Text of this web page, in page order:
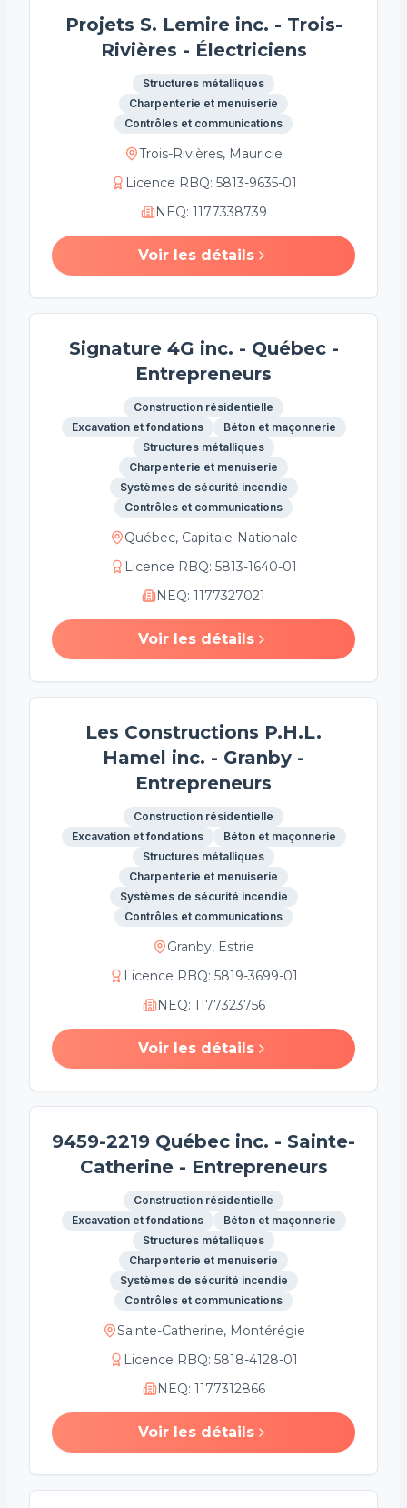
Projets S. Lemire inc. - Trois-
Rivières - Électriciens
Structures métalliques
Charpenterie et menuiserie
Contrôles et communications
Trois-Rivières, Mauricie
Licence RBQ: 5813-9635-01
NEQ: 1177338739
Voir les détails
Signature 4G inc. - Québec -
Entrepreneurs
Construction résidentielle
Excavation et fondations
Béton et maçonnerie
Structures métalliques
Charpenterie et menuiserie
Systèmes de sécurité incendie
Contrôles et communications
Québec, Capitale-Nationale
Licence RBQ: 5813-1640-01
NEQ: 1177327021
Voir les détails
Les Constructions P.H.L.
Hamel inc. - Granby -
Entrepreneurs
Construction résidentielle
Excavation et fondations
Béton et maçonnerie
Structures métalliques
Charpenterie et menuiserie
Systèmes de sécurité incendie
Contrôles et communications
Granby, Estrie
Licence RBQ: 5819-3699-01
NEQ: 1177323756
Voir les détails
9459-2219 Québec inc. - Sainte-
Catherine - Entrepreneurs
Construction résidentielle
Excavation et fondations
Béton et maçonnerie
Structures métalliques
Charpenterie et menuiserie
Systèmes de sécurité incendie
Contrôles et communications
Sainte-Catherine, Montérégie
Licence RBQ: 5818-4128-01
NEQ: 1177312866
Voir les détails